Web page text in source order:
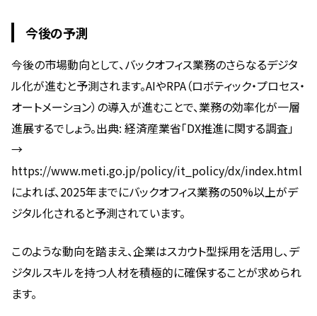
今後の予測
今後の市場動向として、バックオフィス業務のさらなるデジタ
ル化が進むと予測されます。AIやRPA（ロボティック・プロセス・
オートメーション）の導入が進むことで、業務の効率化が一層
進展するでしょう。出典: 経済産業省「DX推進に関する調査」
→
https://www.meti.go.jp/policy/it_policy/dx/index.html
によれば、2025年までにバックオフィス業務の50%以上がデ
ジタル化されると予測されています。
このような動向を踏まえ、企業はスカウト型採用を活用し、デ
ジタルスキルを持つ人材を積極的に確保することが求められ
ます。